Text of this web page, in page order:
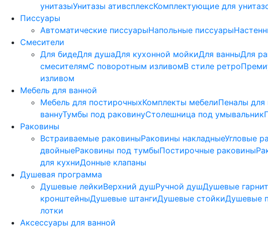
унитазыУнитазы ативсплексКомплектующие для
Писсуары
Автоматические писсуарыНапольные писсуары
Смесители
Для бидеДля душаДля кухонной мойкиДля ванныДля
смесителямС поворотным изливомВ стиле ретро
изливом
Мебель для ванной
Мебель для постирочныхКомплекты мебелиПеналы для
ваннуТумбы под раковинуСтолешница под умывальник
Раковины
Встраиваемые раковиныРаковины накладныеУгловые
двойныеРаковины под тумбыПостирочные раковины
для кухниДонные клапаны
Душевая программа
Душевые лейкиВерхний душРучной душДушевые
кронштейныДушевые штангиДушевые стойкиДушевые
лотки
Аксессуары для ванной